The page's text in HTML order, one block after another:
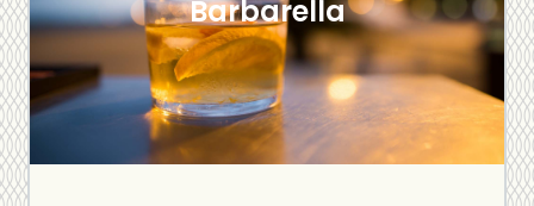
Barbarella